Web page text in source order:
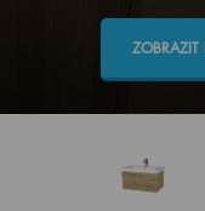
ZOBRAZIT